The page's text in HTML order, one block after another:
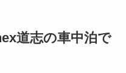
道志の車中泊で